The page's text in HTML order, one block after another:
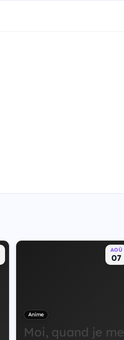
AOÛ
07
Anime
Moi, quand je me